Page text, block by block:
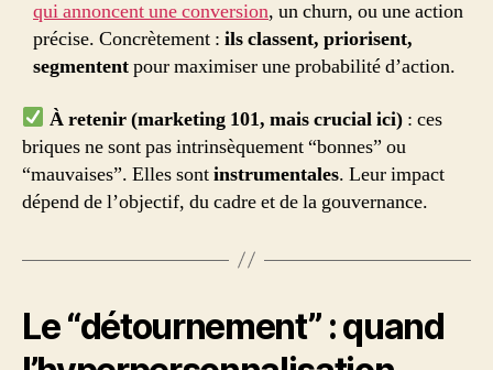
qui annoncent une conversion, un churn, ou une action
précise. Concrètement : ils classent, priorisent,
segmententpour maximiser une probabilité d’action.
À retenir (marketing 101, mais crucial ici): ces
briques ne sont pas intrinsèquement “bonnes” ou
“mauvaises”. Elles sontinstrumentales. Leur impact
dépend de l’objectif, du cadre et de la gouvernance.
Le “détournement” : quand